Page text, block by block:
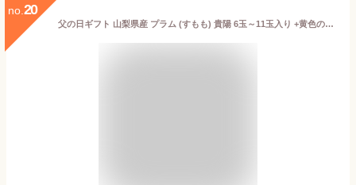
no. 20
父の日ギフト 山梨県産 プラム (すもも) 貴陽 6玉～11玉入り +黄色のフラワーブーケのついたカード付 【6月15日～6月18日の間のいずれかの日お届け】